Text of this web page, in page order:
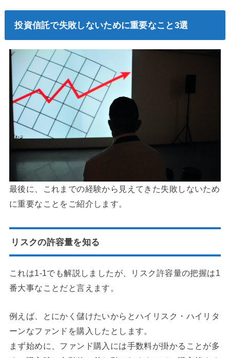
投資信託で失敗しないために重要なこと3選
最後に、これまでの経験から見えてきた失敗しないため
に重要なことをご紹介します。
リスクの許容量を知る
これは1-1でも解説しましたが、リスク許容量の把握は1
番大事なことだと言えます。
例えば、とにかく儲けたいからとハイリスク・ハイリタ
ーンなファンドを購入したとします。
まず始めに、ファンド購入には手数料が掛かることが多